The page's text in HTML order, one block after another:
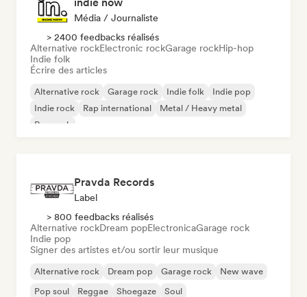
Média / Journaliste
> 2400 feedbacks réalisés
Alternative rockElectronic rockGarage rockHip-hop
Indie folk
Écrire des articles
Alternative rock Garage rock Indie folk
Indie pop
Indie rock
Rap international
Metal / Heavy metal
Pop rock
Pravda Records
Label
> 800 feedbacks réalisés
Alternative rockDream popElectronicaGarage rock
Indie pop
Signer des artistes et/ou sortir leur musique
Alternative rock Dream pop Garage rock
New wave
Pop soul
Reggae Shoegaze Soul